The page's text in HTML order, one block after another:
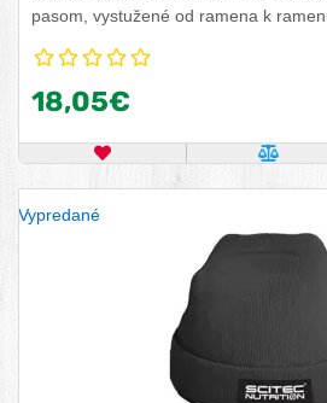
pasom, vystužené od ramena k
18,05€
OBĽÚBENÝ PRODUKT
Vypredané